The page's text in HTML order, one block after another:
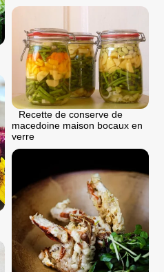
Recette de conserve de
macedoine maison bocaux en
verre